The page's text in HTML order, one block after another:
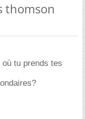
thomson
tu prends tes